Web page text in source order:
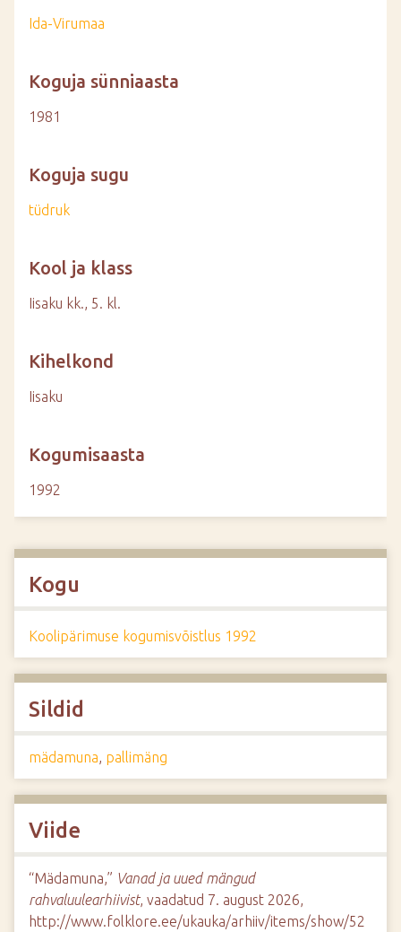
Ida-Virumaa
Koguja sünniaasta
1981
Koguja sugu
tüdruk
Kool ja klass
Iisaku kk., 5. kl.
Kihelkond
Iisaku
Kogumisaasta
1992
Kogu
Koolipärimuse kogumisvõistlus 1992
Sildid
mädamuna, pallimäng
Viide
“Mädamuna,” Vanad ja uued mängud
rahvaluulearhiivist, vaadatud 7. august 2026,
http://www.folklore.ee/ukauka/arhiiv/items/show/52